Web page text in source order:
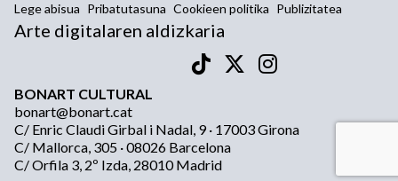
Lege abisua Pribatutasuna Cookieen politika Publizitatea
Arte digitalaren aldizkaria
BONART CULTURAL
bonart@bonart.cat
C/ Enric Claudi Girbal i Nadal, 9 · 17003 Girona
C/ Mallorca, 305 · 08026 Barcelona
C/ Orfila 3, 2º Izda, 28010 Madrid